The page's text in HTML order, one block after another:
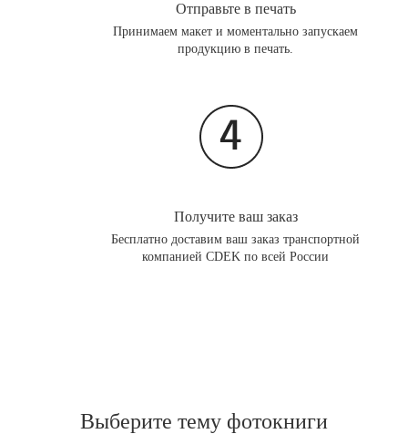
Отправьте в печать
Принимаем макет и моментально запускаем
продукцию в печать.
Получите ваш заказ
Бесплатно доставим ваш заказ транспортной
компанией CDEK по всей России
Выберите тему фотокниги